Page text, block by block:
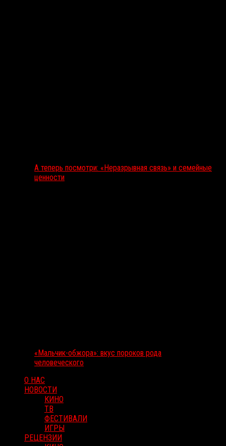
А теперь посмотри: «Неразрывная связь» и семейные
ценности
«Мальчик-обжора»: вкус пороков рода
человеческого
О НАС
НОВОСТИ
КИНО
ТВ
ФЕСТИВАЛИ
ИГРЫ
РЕЦЕНЗИИ